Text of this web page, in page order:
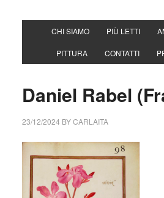
CHI SIAMO PIÙ LETTI
PITTURA CONTATTI
Daniel Rabel
23/12/2024 BYCARLAITA